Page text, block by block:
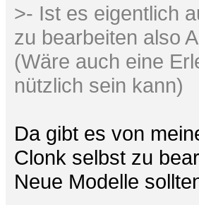
>- Ist es eigentlich
zu bearbeiten also
(Wäre auch eine
nützlich sein kann)
Da gibt es von
Clonk selbst zu
Neue Modelle